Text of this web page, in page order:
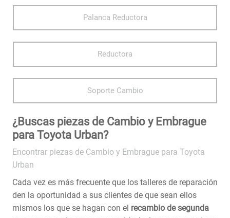
Palanca Reductora
Reductora
Soporte Cambio
¿Buscas piezas de Cambio y Embrague
para Toyota Urban?
Encontrar piezas de Cambio y Embrague para Toyota
Urban
Cada vez es más frecuente que los talleres de reparación
den la oportunidad a sus clientes de que sean ellos
mismos los que se hagan con el recambio de segunda